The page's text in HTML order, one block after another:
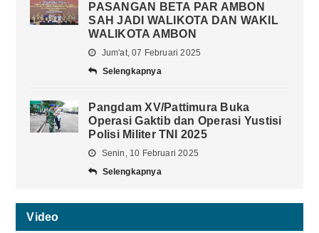
PASANGAN BETA PAR AMBON
SAH JADI WALIKOTA DAN WAKIL
WALIKOTA AMBON
Jum'at, 07 Februari 2025
Selengkapnya
Pangdam XV/Pattimura Buka
Operasi Gaktib dan Operasi Yustisi
Polisi Militer TNI 2025
Senin, 10 Februari 2025
Selengkapnya
Video